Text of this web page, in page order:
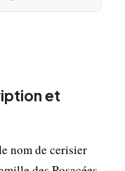
et
nom de cerisier